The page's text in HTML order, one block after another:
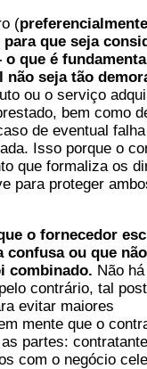
(
que seja
que é
seja tão
ou o serviço
bem como
de eventual
Isso porque o
que formaliza os
para proteger
o fornecedor
confusa ou que não
combinado. Não há
contrário, tal
evitar maiores
mente que o
partes:
com o negócio